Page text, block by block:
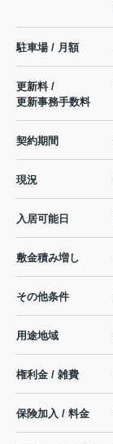
駐車場 / 月額
更新料 /
更新事務手数料
契約期間
現況
入居可能日
敷金積み増し
その他条件
用途地域
権利金 / 雑費
保険加入 / 料金